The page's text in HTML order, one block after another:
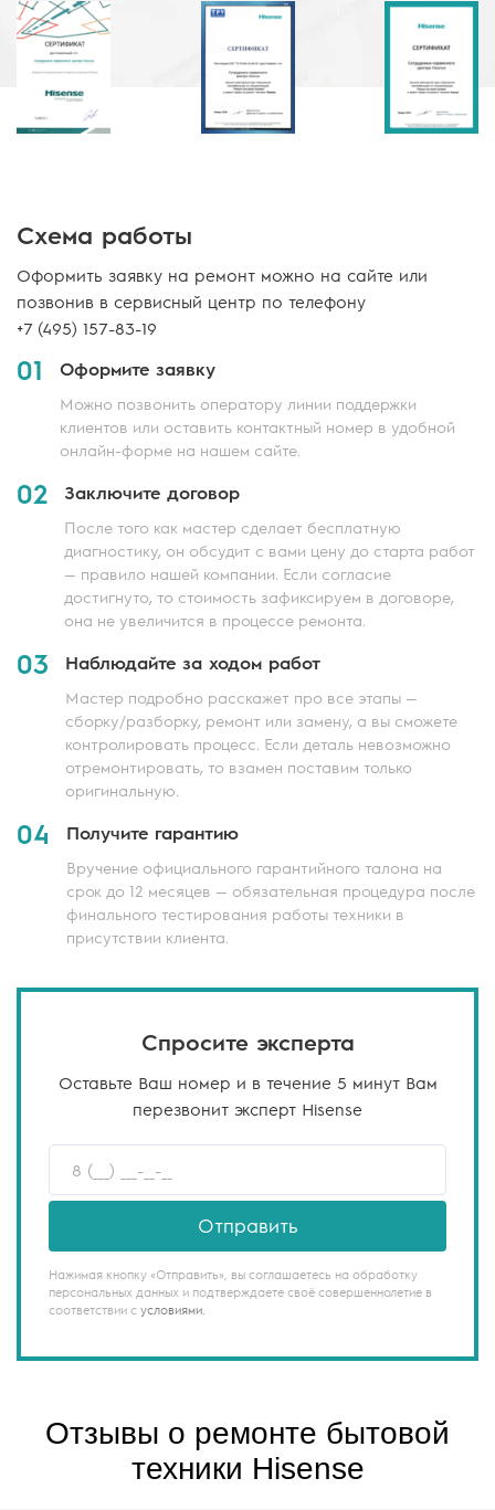
Схема работы
Оформить заявку на ремонт можно на сайте или
позвонив в сервисный центр по телефону
+7 (495) 157-83-19
01 Оформите заявку
Можно позвонить оператору линии поддержки
клиентов или оставить контактный номер в удобной
онлайн-форме на нашем сайте.
02 Заключите договор
После того как мастер сделает бесплатную
диагностику, он обсудит с вами цену до старта работ
— правило нашей компании. Если согласие
достигнуто, то стоимость зафиксируем в договоре,
она не увеличится в процессе ремонта.
03 Наблюдайте за ходом работ
Мастер подробно расскажет про все этапы —
сборку/разборку, ремонт или замену, а вы сможете
контролировать процесс. Если деталь невозможно
отремонтировать, то взамен поставим только
оригинальную.
04 Получите гарантию
Вручение официального гарантийного талона на
срок до 12 месяцев — обязательная процедура после
финального тестирования работы техники в
присутствии клиента.
Спросите эксперта
Оставьте Ваш номер и в течение 5 минут Вам
перезвонит эксперт Hisense
Отправить
Нажимая кнопку «Отправить», вы соглашаетесь на обработку
персональных данных и подтверждаете своё совершеннолетие в
соответствии с условиями.
Отзывы о ремонте бытовой
техники Hisense